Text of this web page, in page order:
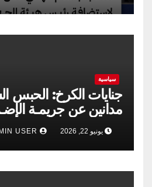
سياسية
جنايات الكرخ: الحبس
مدانين عن جريمـة
الشركة العامة لتجارة
يونيو 22, 2026